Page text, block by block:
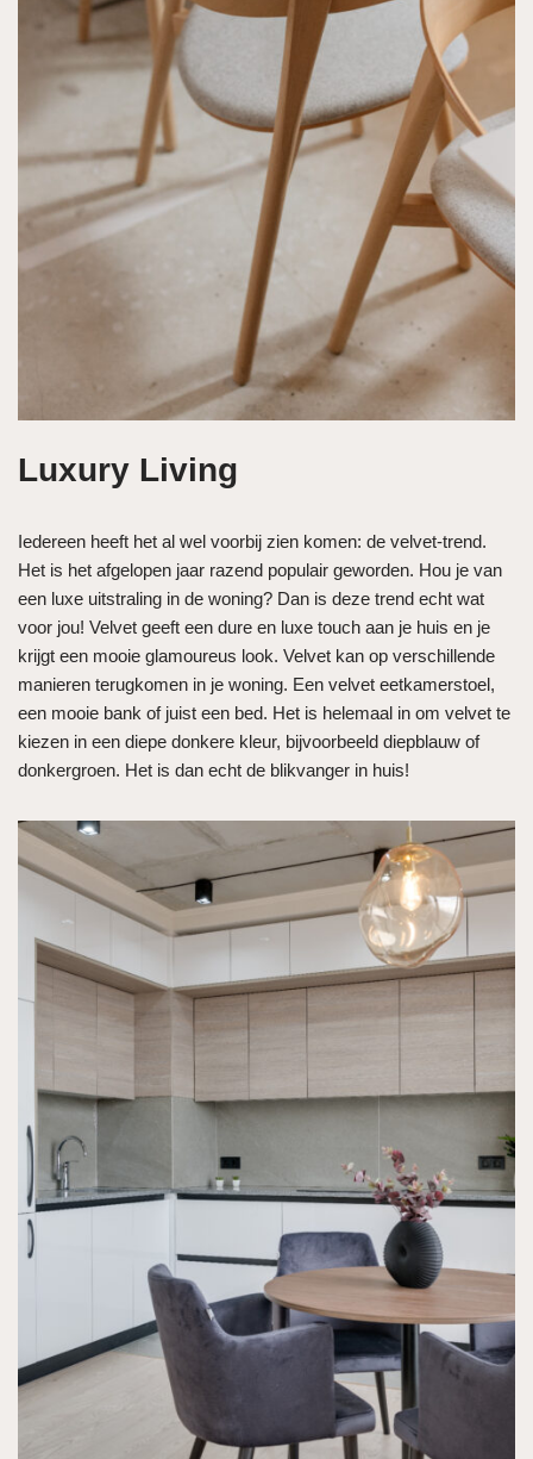
Luxury Living
Iedereen heeft het al wel voorbij zien komen: de velvet-trend.
Het is het afgelopen jaar razend populair geworden. Hou je van
een luxe uitstraling in de woning? Dan is deze trend echt wat
voor jou! Velvet geeft een dure en luxe touch aan je huis en je
krijgt een mooie glamoureus look. Velvet kan op verschillende
manieren terugkomen in je woning. Een velvet eetkamerstoel,
een mooie bank of juist een bed. Het is helemaal in om velvet te
kiezen in een diepe donkere kleur, bijvoorbeeld diepblauw of
donkergroen. Het is dan echt de blikvanger in huis!